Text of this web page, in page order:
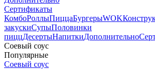
Сертификаты
КомбоРоллыПиццаБургерыWOK
закускиСупыПоловинки
пиццДесертыНапиткиДополнительно
Соевый соус
Популярные
Соевый соус